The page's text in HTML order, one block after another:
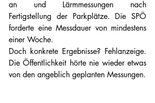
an und Lärmmessungen nach
Fertigstellung der Parkplätze. Die SPÖ
forderte eine Messdauer von mindestens
einer Woche.
Doch konkrete Ergebnisse? Fehlanzeige.
Die Öffentlichkeit hörte nie wieder etwas
von den angeblich geplanten Messungen.